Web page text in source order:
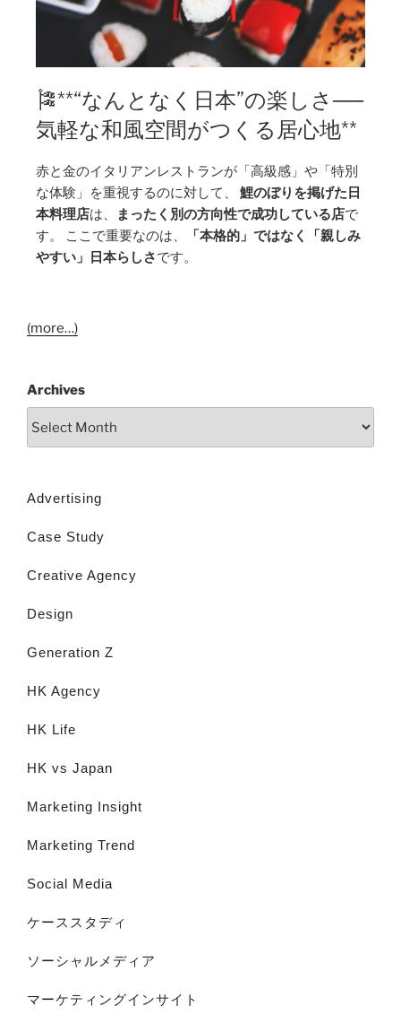
🎏**“なんとなく日本”の楽しさ──
気軽な和風空間がつくる居心地**
赤と金のイタリアンレストランが「高級感」や「特別
な体験」を重視するのに対して、 鯉のぼりを掲げた日
本料理店は、 まったく別の方向性で成功している店で
す。 ここで重要なのは、
「本格的」ではなく「親しみ
やすい」日本らしさです。
(more…)
Archives
Advertising
Case Study
Creative Agency
Design
Generation Z
HK Agency
HK Life
HK vs Japan
Marketing Insight
Marketing Trend
Social Media
ケーススタディ
ソーシャルメディア
マーケティングインサイト